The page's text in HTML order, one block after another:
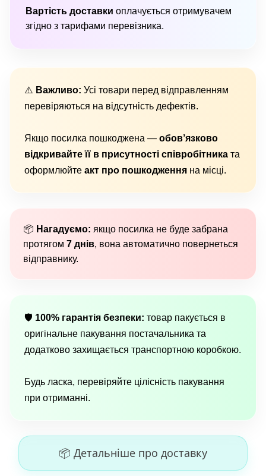
Вартість доставки оплачується отримувачем
згідно з тарифами перевізника.
⚠️ Важливо: Усі товари перед відправленням
перевіряються на відсутність дефектів.
Якщо посилка пошкоджена — обов’язково
відкривайте її в присутності співробітника та
оформлюйте акт про пошкодження на місці.
📦 Нагадуємо: якщо посилка не буде забрана
протягом 7 днів, вона автоматично повернеться
відправнику.
🛡 100% гарантія безпеки: товар пакується в
оригінальне пакування постачальника та
додатково захищається транспортною коробкою.
Будь ласка, перевіряйте цілісність пакування
при отриманні.
📦 Детальніше про доставку